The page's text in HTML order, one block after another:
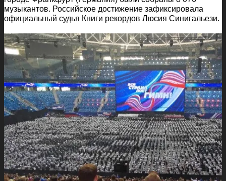
музыкантов. Российское достижение зафиксировала
официальный судья Книги рекордов Люсия Синигальези.